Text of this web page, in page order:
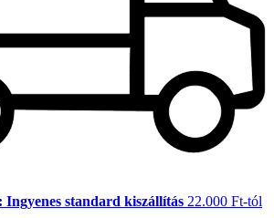
Ingyenes standard kiszállítás 22.000 Ft-tól